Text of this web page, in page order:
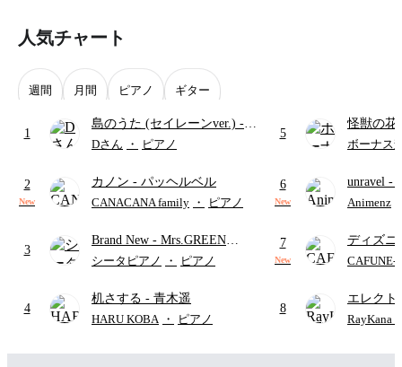
人気チャート
週間 月間 ピアノ ギター
1
島のうた (セイレーンver.) -
セイレーン(CV.鈴木みのり)
ード・ペダル付き/『映画ちい
かわ 人魚の島のひみつ』よ
Dさん ・ ピアノ
2
New
カノン - パッヘルベル
CANACANA family ・ ピアノ
3
Brand New - Mrs.GREEN
APPLE
シータピアノ ・ ピアノ
4
机さする - 青木遥
HARU KOBA
・ ピアノ
5
怪獣の
ードパー
ボーナス
6
New
unravel -
雨
Animenz
7
New
ディズ
レー-
ード有)
CAFUNE-
8
エレク
ディズニ
RayKana